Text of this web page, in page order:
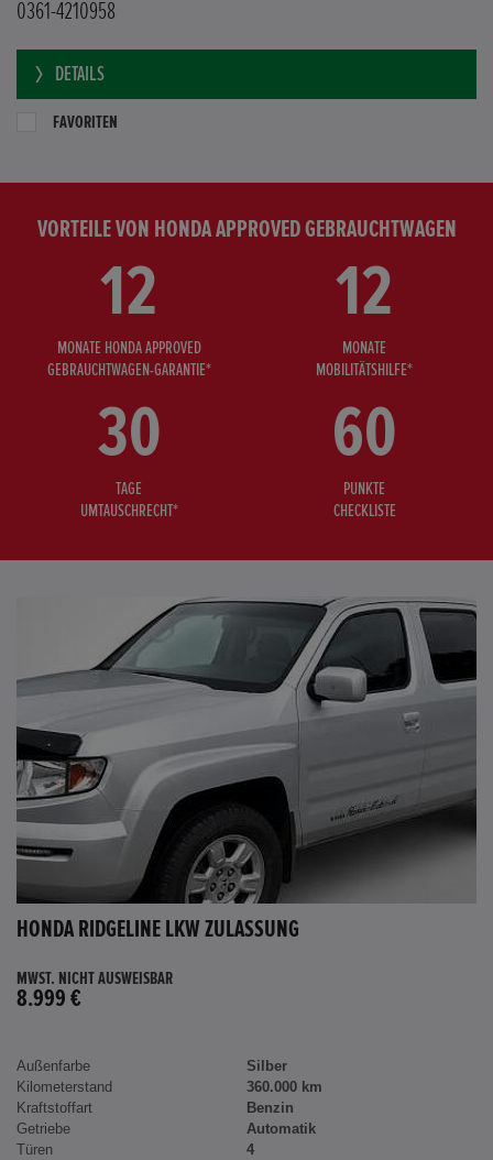
0361-4210958
DETAILS
FAVORITEN
VORTEILE VON HONDA APPROVED GEBRAUCHTWAGEN
12
MONATE HONDA APPROVED
GEBRAUCHTWAGEN-GARANTIE*
12
MONATE
MOBILITÄTSHILFE*
30
TAGE
UMTAUSCHRECHT*
60
PUNKTE
CHECKLISTE
HONDA RIDGELINE LKW ZULASSUNG
MWST. NICHT AUSWEISBAR
8.999 €
Außenfarbe
Silber
Kilometerstand
360.000 km
Kraftstoffart
Benzin
Getriebe
Automatik
Türen
4